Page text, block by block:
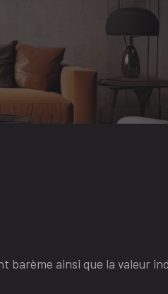
ainsi que la valeur